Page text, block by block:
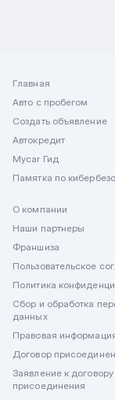
Главная
Авто с пробегом
Создать объявление
Автокредит
Mycar Гид
Памятка по
О компании
Наши партнеры
Франшиза
Пользовательское
Политика
Сбор и обработка
данных
Правовая
Договор
Заявление к договору
присоединения